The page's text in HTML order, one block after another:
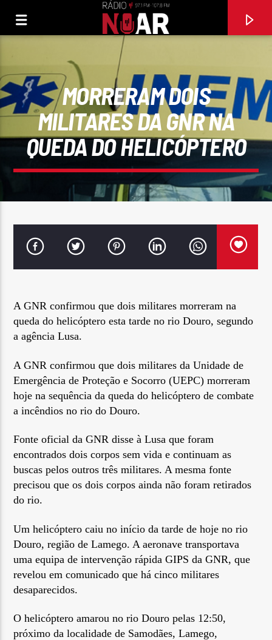
97.1FM E 107.8 FM
MORRERAM DOIS
MILITARES DA GNR NA
QUEDA DO HELICÓPTERO
A GNR confirmou que dois militares morreram na
queda do helicóptero esta tarde no rio Douro, segundo
a agência Lusa.
A GNR confirmou que dois militares da Unidade de
Emergência de Proteção e Socorro (UEPC) morreram
hoje na sequência da queda do helicóptero de combate
a incêndios no rio do Douro.
Fonte oficial da GNR disse à Lusa que foram
encontrados dois corpos sem vida e continuam as
buscas pelos outros três militares. A mesma fonte
precisou que os dois corpos ainda não foram retirados
do rio.
Um helicóptero caiu no início da tarde de hoje no rio
Douro, região de Lamego. A aeronave transportava
uma equipa de intervenção rápida GIPS da GNR, que
revelou em comunicado que há cinco militares
desaparecidos.
O helicóptero amarou no rio Douro pelas 12:50,
próximo da localidade de Samodães, Lamego,